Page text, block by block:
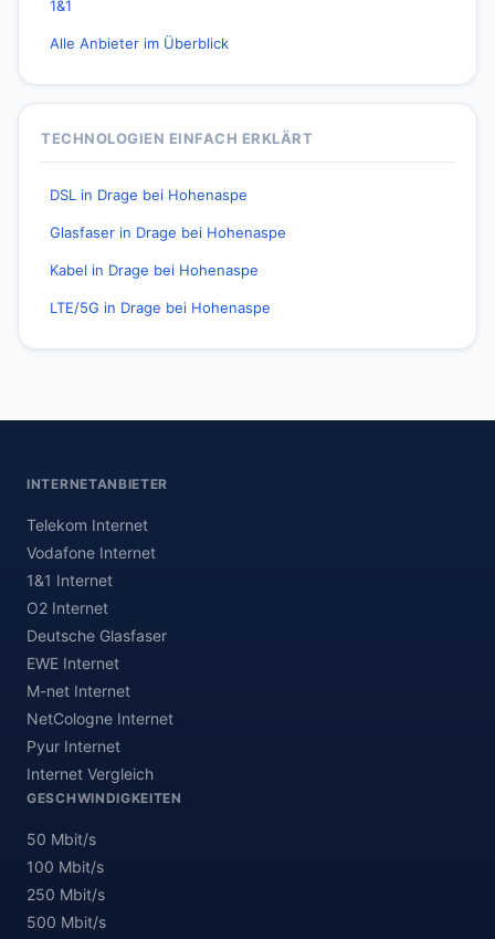
1&1
Alle Anbieter im Überblick
TECHNOLOGIEN EINFACH ERKLÄRT
DSL in Drage bei Hohenaspe
Glasfaser in Drage bei Hohenaspe
Kabel in Drage bei Hohenaspe
LTE/5G in Drage bei Hohenaspe
INTERNETANBIETER
Telekom Internet
Vodafone Internet
1&1 Internet
O2 Internet
Deutsche Glasfaser
EWE Internet
M-net Internet
NetCologne Internet
Pyur Internet
Internet Vergleich
GESCHWINDIGKEITEN
50 Mbit/s
100 Mbit/s
250 Mbit/s
500 Mbit/s